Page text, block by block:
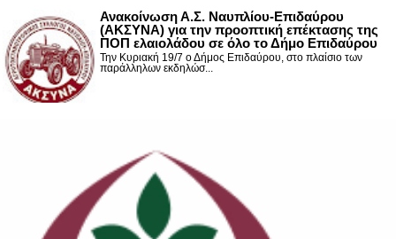
Ανακοίνωση Α.Σ. Ναυπλίου-Επιδαύρου
(ΑΚΣΥΝΑ) για την προοπτική επέκτασης της
ΠΟΠ ελαιολάδου σε όλο το Δήμο Επιδαύρου
Την Κυριακή 19/7 ο Δήμος Επιδαύρου, στο πλαίσιο των
παράλληλων εκδηλώσ...